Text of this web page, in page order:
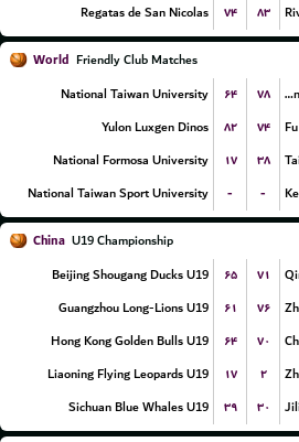
Regatas de San Nicolas
۷۴ ۸۳
World Friendly Club Matches
National Taiwan University
۶۴ ۷۸
Chien Hsin University of Science and Technology
Yulon Luxgen Dinos
۸۲ ۷۴
National Formosa University
۱۷ ۳۸
National Taiwan Sport University
- -
China U19 Championship
Beijing Shougang Ducks U19
۶۵ ۷۱
Guangzhou Long-Lions U19
۶۱ ۷۶
Hong Kong Golden Bulls U19
۶۴ ۷۰
Liaoning Flying Leopards U19
۱۷ ۲
Sichuan Blue Whales U19
۳۹ ۳۰